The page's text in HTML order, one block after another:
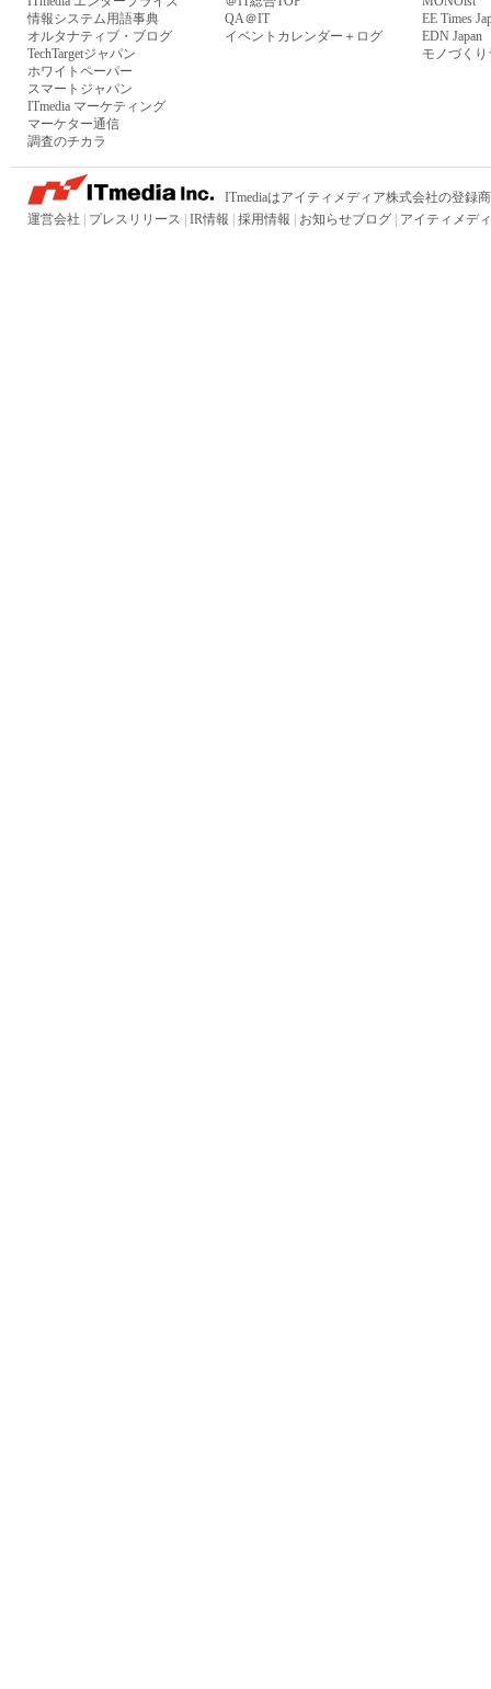
情報システム用語事典
オルタナティブ・ブログ
TechTargetジャパン
ホワイトペーパー
スマートジャパン
ITmedia マーケティング
マーケター通信
調査のチカラ
QA＠IT
イベントカレンダー＋ログ
EE Times
EDN Japan
モノづく
ITmediaはアイティメディア株式会社の登録
運営会社
プレスリリース IR情報 採用情報 お知らせブログ アイティメデ